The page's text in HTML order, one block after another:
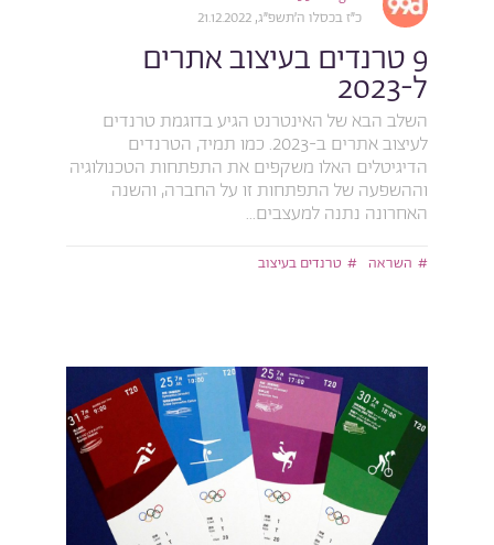
כ״ז בכסלו ה׳תשפ״ג, 21.12.2022
9 טרנדים בעיצוב אתרים
ל-2023
השלב הבא של האינטרנט הגיע בדוגמת טרנדים
לעיצוב אתרים ב-2023. כמו תמיד, הטרנדים
הדיגיטלים האלו משקפים את התפתחות הטכנולוגיה
וההשפעה של התפתחות זו על החברה, והשנה
האחרונה נתנה למעצבים...
השראה טרנדים בעיצוב